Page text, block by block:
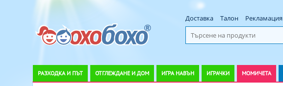
Доставка Талон Рекламация
РАЗХОДКА И ПЪТ ОТГЛЕЖДАНЕ И ДОМ ИГРА НАВЪН ИГРАЧКИ МОМИЧЕТА